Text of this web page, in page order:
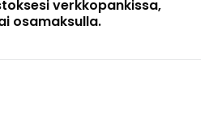
verkkopankissa,
osamaksulla.